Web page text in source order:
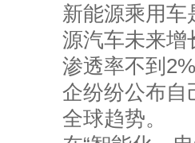
新能源乘用车
源汽车未来增
渗透率不到
企纷纷公布自
全球趋势。